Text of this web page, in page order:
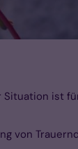
ist
von